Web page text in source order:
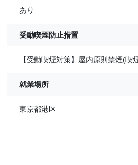
あり
受動喫煙防止措置
【受動喫煙対策】屋内原則禁煙(喫
就業場所
東京都港区